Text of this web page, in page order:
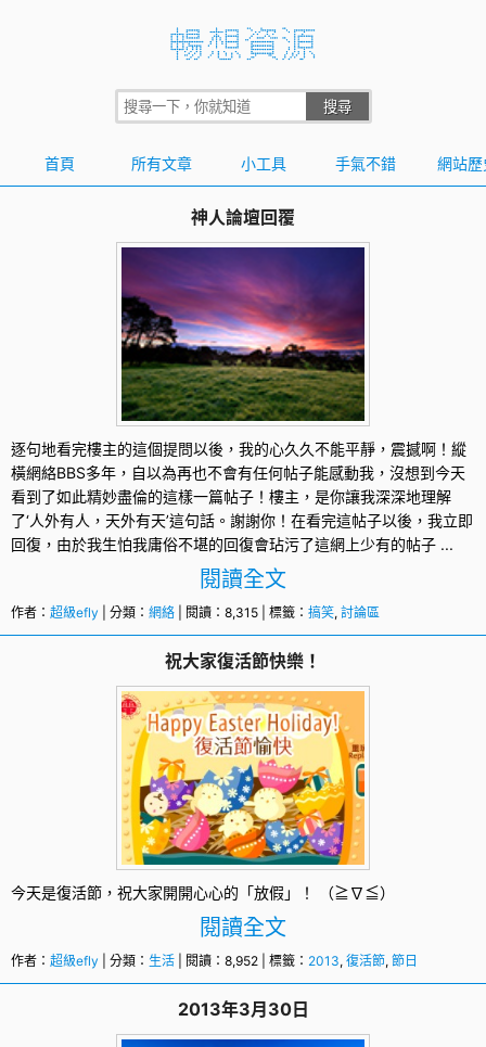
首頁 所有文章 小工具 手氣不錯 網站歷
神人論壇回覆
逐句地看完樓主的這個提問以後，我的心久久不能平靜，震撼啊！縱
橫網絡BBS多年，自以為再也不會有任何帖子能感動我，沒想到今天
看到了如此精妙盡倫的這樣一篇帖子！樓主，是你讓我深深地理解
了‘人外有人，天外有天’這句話。謝謝你！在看完這帖子以後，我立即
回復，由於我生怕我庸俗不堪的回復會玷污了這網上少有的帖子 ...
閱讀全文
作者： 超級efly | 分類： 網絡 | 閱讀：8,315 | 標籤： 搞笑, 討論區
祝大家復活節快樂！
今天是復活節 ，祝大家開開心心的「放假」！ （≧∇≦）
閱讀全文
作者： 超級efly | 分類： 生活 | 閱讀：8,952 | 標籤： 2013, 復活節, 節日
2013年3月30日